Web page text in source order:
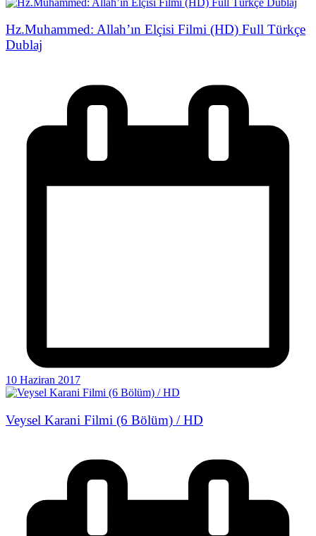
Hz.Muhammed: Allah’ın Elçisi Filmi (HD) Full Türkçe
Dublaj
10 Haziran 2017
Veysel Karani Filmi (6 Bölüm) / HD